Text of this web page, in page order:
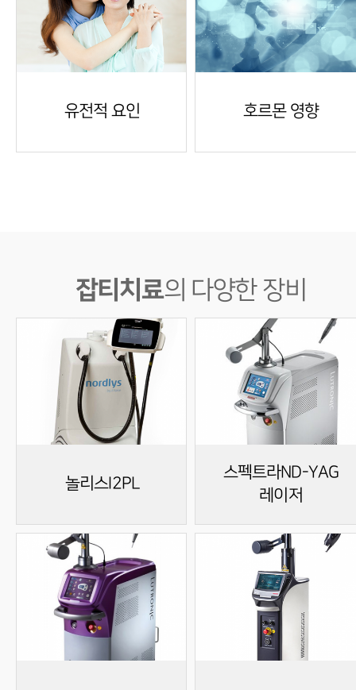
유전적 요인 호르몬 영향
잡티치료의 다양한 장비
놀리스I2PL
스펙트라ND-YAG
레이저